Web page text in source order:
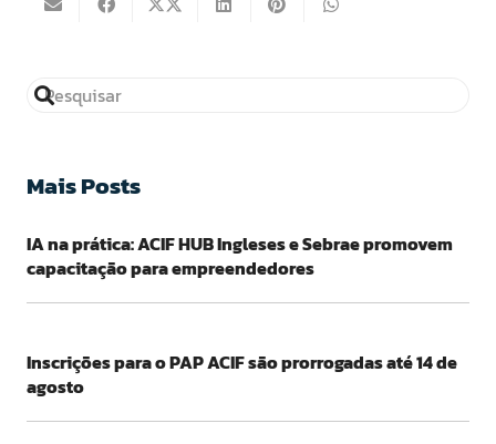
Mais Posts
IA na prática: ACIF HUB Ingleses e Sebrae promovem
capacitação para empreendedores
Inscrições para o PAP ACIF são prorrogadas até 14 de
agosto